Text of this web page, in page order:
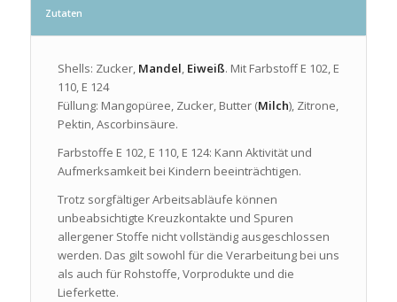
Zutaten
Shells: Zucker, Mandel, Eiweiß. Mit Farbstoff E 102, E
110, E 124
Füllung: Mangopüree, Zucker, Butter (Milch), Zitrone,
Pektin, Ascorbinsäure.
Farbstoffe E 102, E 110, E 124: Kann Aktivität und
Aufmerksamkeit bei Kindern beeinträchtigen.
Trotz sorgfältiger Arbeitsabläufe können
unbeabsichtigte Kreuzkontakte und Spuren
allergener Stoffe nicht vollständig ausgeschlossen
werden. Das gilt sowohl für die Verarbeitung bei uns
als auch für Rohstoffe, Vorprodukte und die
Lieferkette.